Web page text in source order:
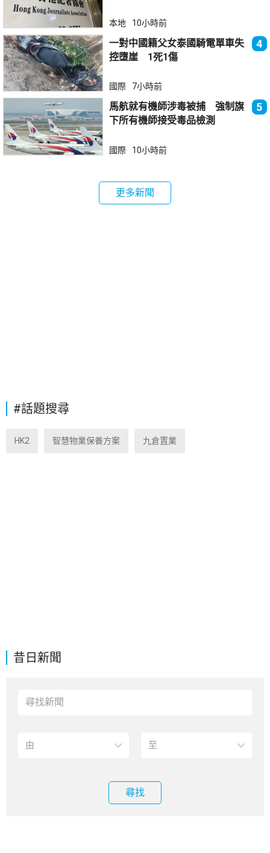
昔日新聞
尋找
本地 10小時前
一對中國籍父女泰國騎電單車失
控墮崖 1死1傷
4
國際 7小時前
馬航就有機師涉毒被捕 強制旗
下所有機師接受毒品檢測
5
國際 10小時前
更多新聞
#話題搜尋
HK2 智慧物業保養方案 九倉置業